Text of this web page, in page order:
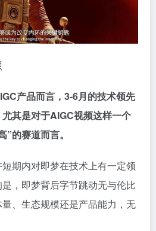
产品而言，3-6月的技术领先
其是对于AIGC视频这样一个
的赛道而言。
期内对即梦在技术上有一定领
，即梦背后字节跳动无与伦比
、生态规模还是产品能力，无